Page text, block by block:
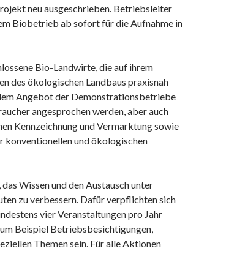
neu ausgeschrieben. Betriebsleiter
Biobetrieb ab sofort für die Aufnahme in
Bio-Landwirte, die auf ihrem
des ökologischen Landbaus praxisnah
Angebot der Demonstrationsbetriebe
angesprochen werden, aber auch
Kennzeichnung und Vermarktung sowie
konventionellen und ökologischen
Wissen und den Austausch unter
zu verbessern. Dafür verpflichten sich
vier Veranstaltungen pro Jahr
Beispiel Betriebsbesichtigungen,
Themen sein. Für alle Aktionen